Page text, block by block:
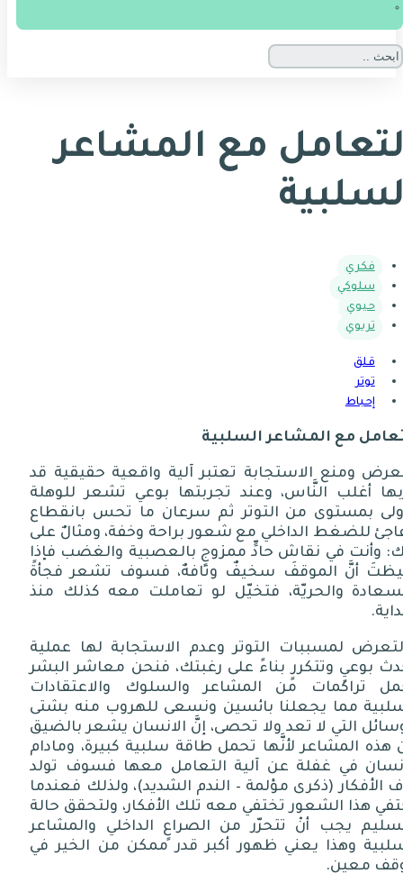
مع المشاعر
فكري
سلوكي
حيوي
تربوي
قلق
توتر
إحباط
مع المشاعر السلبية
ومنع الاستجابة تعتبر آلية واقعية حقيقية قد
أغلب النَّاس، وعند تجربتها بوعي تشعر للوهلة
بمستوى من التوتر ثم سرعان ما تحس بانقطاع
للضغط الداخلي مع شعور براحة وخفة، ومثالٌ على
: وأنت في نقاش حادٍّ ممزوجٍ بالعصبية والغضب فإذا
أنَّ الموقفَ سخيفٌ وتافهٌ، فسوف تشعر فجأةً
والحريّة، فتخيّل لو تعاملت معه كذلك منذ
.
لمسببات التوتر وعدم الاستجابة لها عملية
بوعيٍ وتتكررٍ بناءً على رغبتك، فنحن معاشر البشر
تراكمات من المشاعر والسلوك والاعتقادات
مما يجعلنا بائسين ونسعى للهروب منه بشتى
التي لا تعد ولا تحصى، إنَّ الانسان يشعر بالضيق
هذه المشاعر لأنَّها تحمل طاقة سلبية كبيرة، ومادام
في غفلة عن آلية التعامل معها فسوف تولد
الأفكار(ذكرى مؤلمة – الندم الشديد)، ولذلك فعندما
هذا الشعور تختفي معه تلك الأفكار، ولتحقق حالة
يجب أنْ تتحرّر من الصراعٍ الداخلي والمشاعر
وهذا يعني ظهور أكبر قدر ممكن من الخير في
معين.